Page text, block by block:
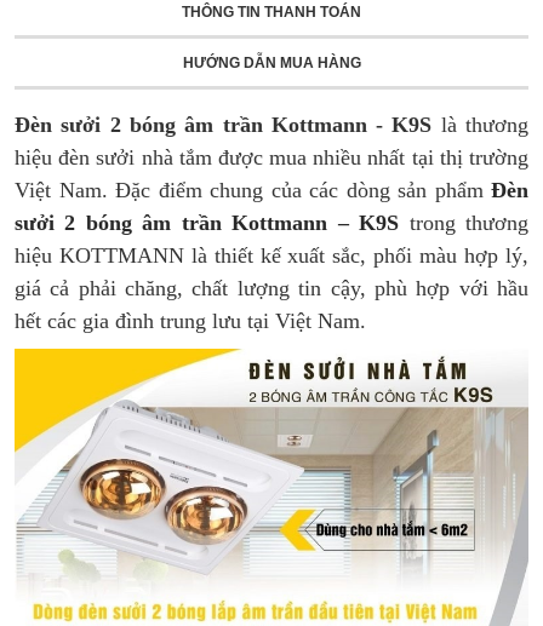
THÔNG TIN THANH TOÁN
HƯỚNG DẪN MUA HÀNG
Đèn sưởi 2 bóng âm trần Kottmann - K9S là thương
hiệu đèn sưởi nhà tắm được mua nhiều nhất tại thị trường
Việt Nam. Đặc điểm chung của các dòng sản phẩm Đèn
sưởi 2 bóng âm trần Kottmann – K9S trong thương
hiệu KOTTMANN là thiết kế xuất sắc, phối màu hợp lý,
giá cả phải chăng, chất lượng tin cậy, phù hợp với hầu
hết các gia đình trung lưu tại Việt Nam.